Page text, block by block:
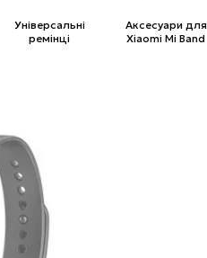
Універсальні
ремінці
Аксесуари для
Xiaomi Mi Band